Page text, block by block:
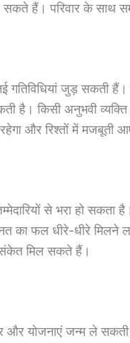
हैं। परिवार के साथ
जुड़ सकती हैं।
है। किसी अनुभवी
और रिश्तों में मजबूती
से भरा हो सकता
का फल धीरे-धीरे मिलने
मिल सकते हैं।
योजनाएं जन्म ले सकती